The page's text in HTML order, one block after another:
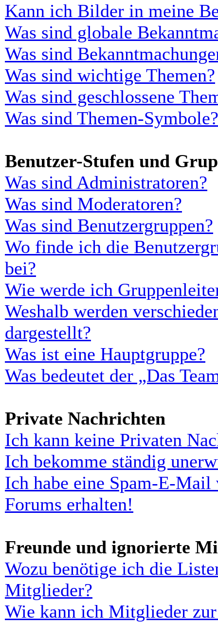
Kann ich Bilder in meine
Was sind globale
Was sind
Was sind wichtige Themen?
Was sind geschlossene
Was sind Themen-Symbole?
Benutzer-Stufen und
Was sind Administratoren?
Was sind Moderatoren?
Was sind Benutzergruppen?
Wo finde ich die
bei?
Wie werde ich
Weshalb werden
dargestellt?
Was ist eine Hauptgruppe?
Was bedeutet der „Das
Private Nachrichten
Ich kann keine Privaten
Ich bekomme ständig
Ich habe eine Spam-E-
Forums erhalten!
Freunde und ignorierte
Wozu benötige ich die
Mitglieder?
Wie kann ich Mitglieder